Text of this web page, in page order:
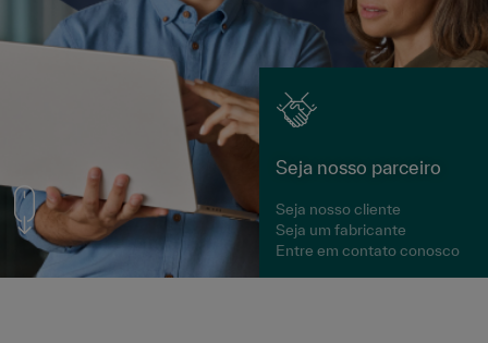
Seja nosso parceiro
Seja nosso cliente
Seja um fabricante
Entre em contato conosco